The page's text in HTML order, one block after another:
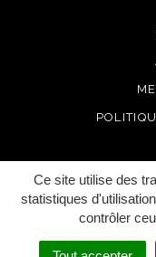
Ce site utilise des
statistiques
contrôler